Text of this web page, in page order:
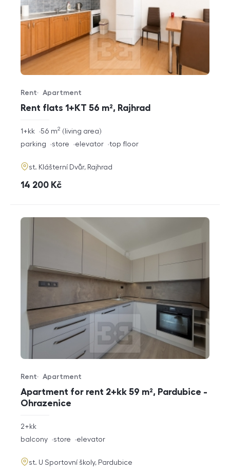
Rent flats 1+KT 56 m², Rajhrad
Offer type
Rent
Property type
Apartment
rozměry
disposition
1+kk living area
56 m2
funkce
parking store elevator top floor
adresa
st. Klášterní Dvůr, Rajhrad
cena
14 200 Kč
Apartment for rent 2+kk 59 m², Pardubice -
Ohrazenice
Offer type
Rent
Property type
Apartment
rozměry
disposition
2+kk
funkce
balcony store elevator
adresa
st. U Sportovní školy, Pardubice